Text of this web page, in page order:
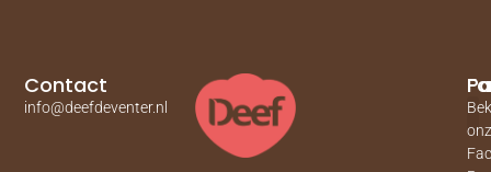
Contact
info@deefdeventer.nl